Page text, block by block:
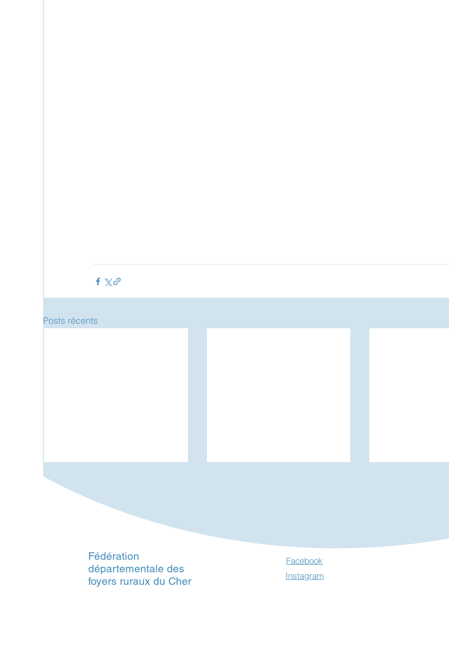
Posts récents
Cinéma plein air dans le
Cher - Juillet et août 2026
Brocante à Concressault -
Exposition
Filantes" à
Clochers -
Fédération
départementale des
foyers ruraux du Cher
Facebook
Instagram